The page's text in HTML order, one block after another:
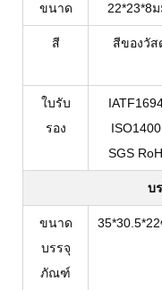
ขนาด 22*23*8
สี สีของวัส
ใบรับ
รอง
SGS
บ
ขนาด
บรรจุ
ภัณฑ์